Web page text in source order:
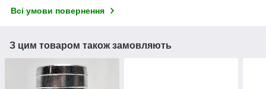
Всі умови повернення
З цим товаром також замовляють